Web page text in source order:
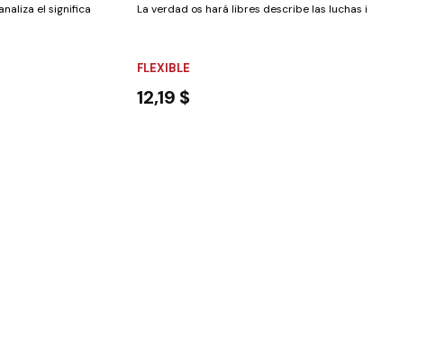
analiza el significado de las poderosas obras que Dios...
La verdad os hará libres describe las luchas internas,
FLEXIBLE
12,19 $